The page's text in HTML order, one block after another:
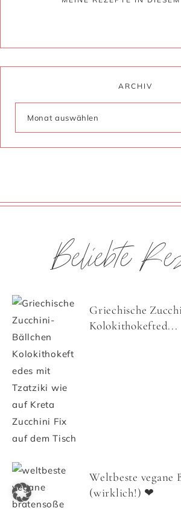
ARCHIV
Beliebte
Griechische
Kolokithokefted...
Weltbeste vegane
(wirklich!) ❤